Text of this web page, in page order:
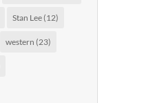
Stan Lee(12)
western (23)